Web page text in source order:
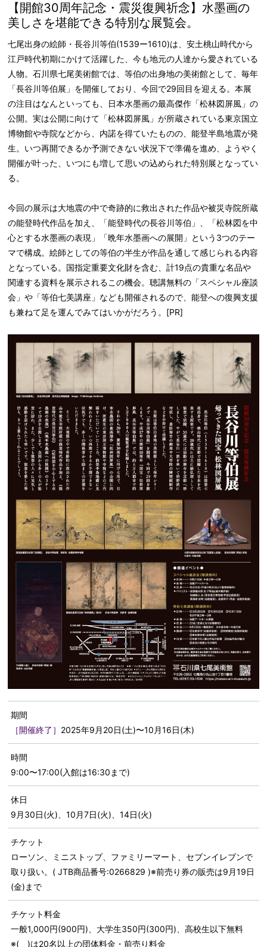
【開館30周年記念・震災復興祈念】水墨画の
美しさを堪能できる特別な展覧会。
七尾出身の絵師・長谷川等伯(1539ー1610)は、安土桃山時代から
江戸時代初期にかけて活躍した、今も地元の人達から愛されている
人物。石川県七尾美術館では、等伯の出身地の美術館として、毎年
「長谷川等伯展」を開催しており、今回で29回目を迎える。本展
の注目はなんといっても、日本水墨画の最高傑作「松林図屏風」の
公開。実は公開に向けて「松林図屏風」が所蔵されている東京国立
博物館や寺院などから、内諾を得ていたものの、能登半島地震が発
生。いつ再開できるか予測できない状況下で準備を進め、ようやく
開催が叶った、いつにも増して思いの込められた特別展となってい
る。
今回の展示は大地震の中で奇跡的に救出された作品や被災寺院所蔵
の能登時代作品を加え、「能登時代の長谷川等伯」、「松林図を中
心とする水墨画の表現」「晩年水墨画への展開」という3つのテー
マで構成。絵師としての等伯の半生が作品を通して感じられる内容
となっている。国指定重要文化財を含む、計19点の貴重な名品や
関連する資料を展示されるこの機会。聴講無料の「スペシャル座談
会」や「等伯七美講座」なども開催されるので、能登への復興支援
も兼ねて足を運んでみてはいかがだろう。[PR]
期間
［開催終了］ 2025年9月20日(土)〜10月16日(木)
時間
9:00〜17:00(入館は16:30まで)
休日
9月30日(火)、10月7日(火)、14日(火)
チケット
ローソン、ミニストップ、ファミリーマート、セブンイレブンで
取り扱い。( JTB商品番号:0266829 )※前売り券の販売は9月19日
(金)まで
チケット料金
一般1,000円(900円)、大学生350円(300円)、高校生以下無料
※( )は20名以上の団体料金・前売り料金